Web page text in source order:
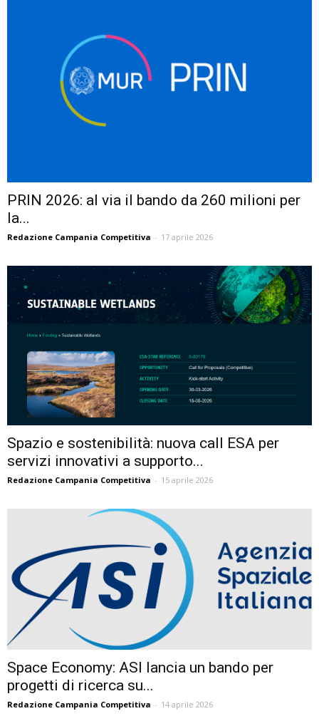
PRIN 2026: al via il bando da 260 milioni per
la...
Redazione Campania Competitiva - 17 aprile 2026
Spazio e sostenibilità: nuova call ESA per
servizi innovativi a supporto...
Redazione Campania Competitiva - 15 aprile 2026
Space Economy: ASI lancia un bando per
progetti di ricerca su...
Redazione Campania Competitiva - 14 aprile 2026